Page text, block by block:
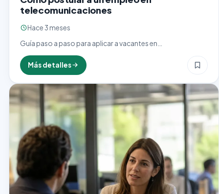
telecomunicaciones
Hace 3 meses
Guía paso a paso para aplicar a vacantes en
telecomunicaciones: dónde buscar empleo, requisitos,
armado de CV sectorial y certificaciones clave.
Más detalles